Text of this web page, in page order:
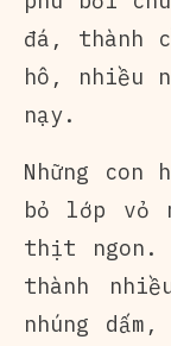
đá, thành
hô, nhiều
nạy.
Những
bỏ lớp vỏ
thịt ngon.
thành
nhúng